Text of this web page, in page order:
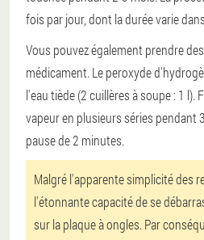
fois par jour, dont la durée varie
Vous pouvez également prendre
médicament. Le peroxyde
l'eau tiède (2 cuillères à soupe : 1 l).
vapeur en plusieurs séries pendant
pause de 2 minutes.
Malgré l'apparente simplicité des
l'étonnante capacité de se
sur la plaque à ongles. Par